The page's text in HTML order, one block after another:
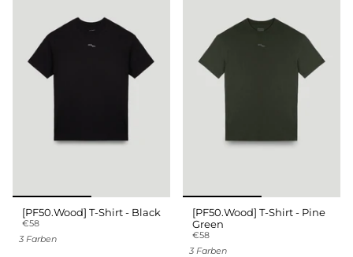
[PF50.Wood] T-Shirt - Black
€58
3 Farben
[PF50.Wood] T-Shirt - Pine
Green
€58
3 Farben